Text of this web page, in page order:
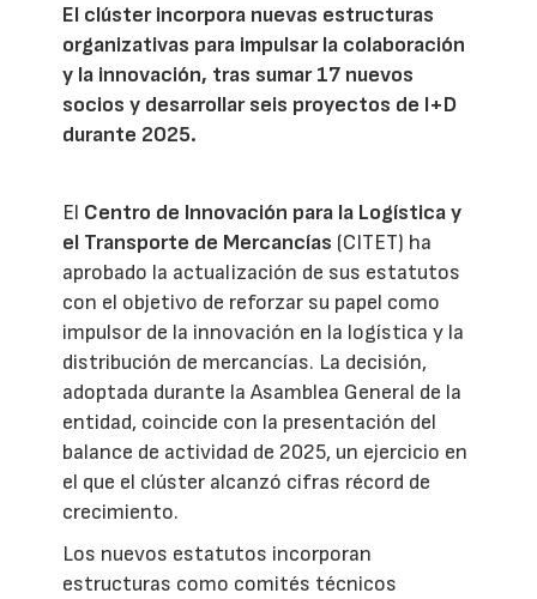
El clúster incorpora nuevas estructuras
organizativas para impulsar la colaboración
y la innovación, tras sumar 17 nuevos
socios y desarrollar seis proyectos de I+D
durante 2025.
El Centro de Innovación para la Logística y
el Transporte de Mercancías (CITET) ha
aprobado la actualización de sus estatutos
con el objetivo de reforzar su papel como
impulsor de la innovación en la logística y la
distribución de mercancías. La decisión,
adoptada durante la Asamblea General de la
entidad, coincide con la presentación del
balance de actividad de 2025, un ejercicio en
el que el clúster alcanzó cifras récord de
crecimiento.
Los nuevos estatutos incorporan
estructuras como comités técnicos